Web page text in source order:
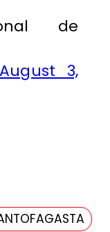
de
August 3,